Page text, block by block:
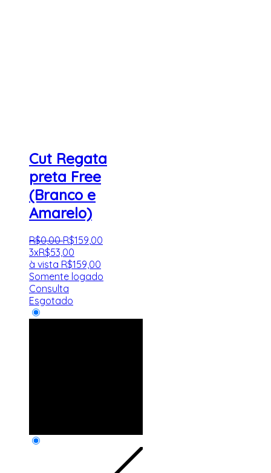
Cut Regata
preta Free
(Branco e
Amarelo)
R$0,00 R$159 00
3xR$53,00
à vista R$159,00
Somente logado
Consulta
Esgotado